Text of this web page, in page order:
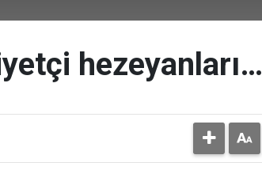
hezeyanları…